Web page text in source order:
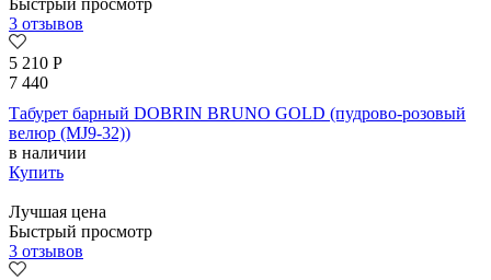
Быстрый просмотр
3 отзывов
5 210 Р
7 440
Табурет барный DOBRIN BRUNO GOLD (пудрово-розовый
велюр (MJ9-32))
в наличии
Купить
Лучшая цена
Быстрый просмотр
3 отзывов